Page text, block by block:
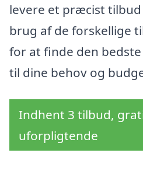
levere et præcist
brug af de forskellige
for at finde den
til dine behov og
Indhent 3 tilbud,
uforpligtende